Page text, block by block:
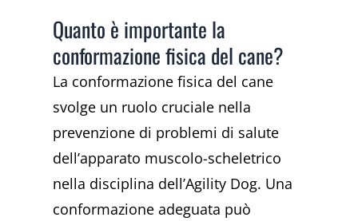
Quanto è importante la
conformazione fisica del cane?
La conformazione fisica del cane
svolge un ruolo cruciale nella
prevenzione di problemi di salute
dell’apparato muscolo-scheletrico
nella disciplina dell’Agility Dog. Una
conformazione adeguata può